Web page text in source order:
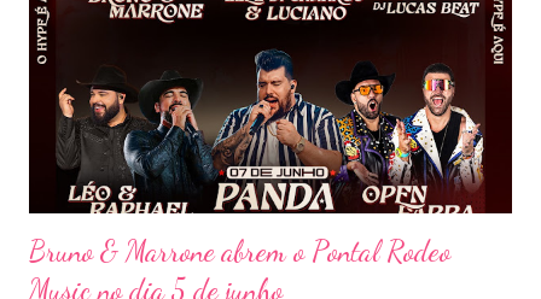
imersivo, com horas de duração, que mistura grandes clássicos
do sertanejo com homenagens a outros gêneros. No palco,
Bruninho & Davi transitam com naturalidade entre os seus hits e
releituras de artistas como Sandy & Junior, CPM 22 e
Detonautas, cria...
Bruno & Marrone abrem o Pontal Rodeo
Music no dia 5 de junho